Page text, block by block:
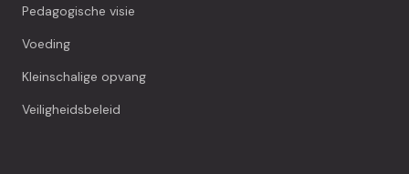
Pedagogische visie
Voeding
Kleinschalige opvang
Veiligheidsbeleid